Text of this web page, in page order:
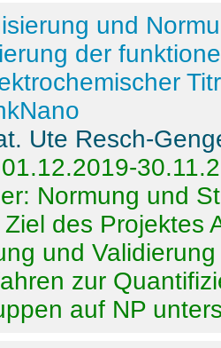
und
der
Ute Resch-
Normung und
Ziel des Projektes
und
zur
auf NP